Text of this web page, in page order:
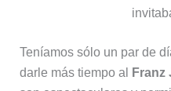
Teníamos sólo un par de
darle más tiempo al
Franz